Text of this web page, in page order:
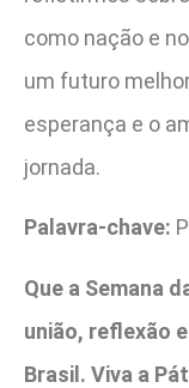
como nação e
um futuro
esperança e o
jornada.
Palavra-chave:
Que a Semana
união, reflexão
Brasil. Viva a